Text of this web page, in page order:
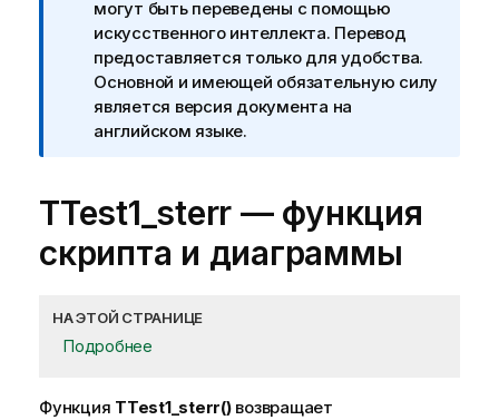
могут быть переведены с помощью
искусственного интеллекта. Перевод
предоставляется только для удобства.
Основной и имеющей обязательную силу
является версия документа на
английском языке.
TTest1_sterr — функция
скриптa и диаграммы
НА ЭТОЙ СТРАНИЦЕ
Подробнее
Функция TTest1_sterr()возвращает